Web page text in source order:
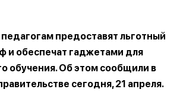
предоставят льготный
и обеспечат гаджетами для
обучения. Об этом сообщили в
сегодня, 21 апреля.